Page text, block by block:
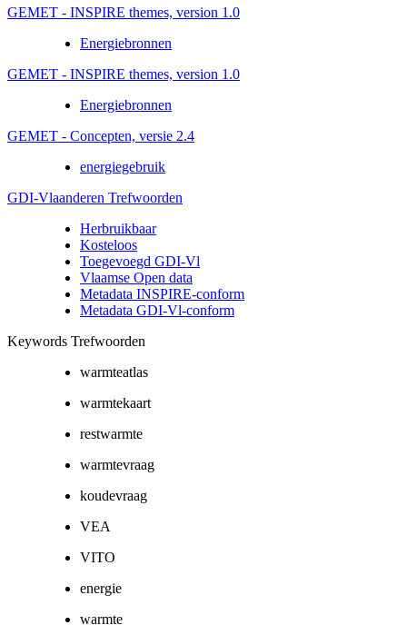
GEMET - INSPIRE themes, version 1.0
Energiebronnen
GEMET - INSPIRE themes, version 1.0
Energiebronnen
GEMET - Concepten, versie 2.4
energiegebruik
GDI-Vlaanderen Trefwoorden
Herbruikbaar
Kosteloos
Toegevoegd GDI-Vl
Vlaamse Open data
Metadata INSPIRE-conform
Metadata GDI-Vl-conform
Keywords Trefwoorden
warmteatlas
warmtekaart
restwarmte
warmtevraag
koudevraag
VEA
VITO
energie
warmte